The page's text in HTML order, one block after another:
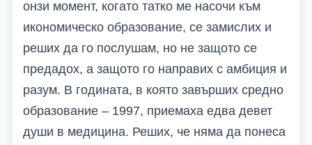
онзи момент, когато татко ме насочи към
икономическо образование, се замислих и
реших да го послушам, но не защото се
предадох, а защото го направих с амбиция и
разум. В годината, в която завърших средно
образование – 1997, приемаха едва девет
души в медицина. Реших, че няма да понеса